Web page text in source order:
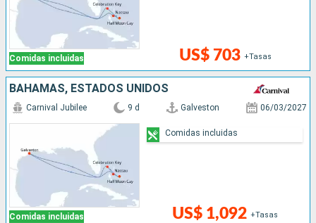
Comidas incluidas US$ 703 +Tasas
BAHAMAS, ESTADOS UNIDOS
Comidas incluidas
Carnival Jubilee 9 d Galveston 06/03/2027
US$ 1,092 +Tasas
Comidas incluidas